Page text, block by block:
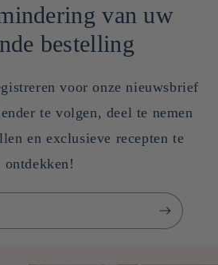
van uw
bestelling
voor onze nieuwsbrief
te volgen, deel te nemen
en exclusieve recepten te
ontdekken!